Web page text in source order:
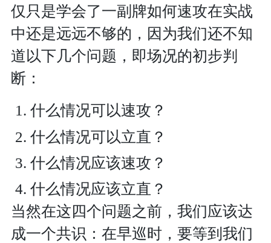
仅只是学会了一副牌如何速攻在实战
中还是远远不够的，因为我们还不知
道以下几个问题，即场况的初步判
断：
什么情况可以速攻？
什么情况可以立直？
什么情况应该速攻？
什么情况应该立直？
当然在这四个问题之前，我们应该达
成一个共识：在早巡时，要等到我们